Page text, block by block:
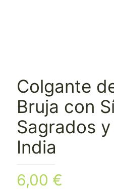
Colgante
Bruja con
Sagrados
India
6,00 €